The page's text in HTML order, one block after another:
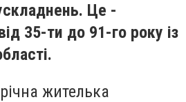
Це -
35-ти до 91-го року із
жителька